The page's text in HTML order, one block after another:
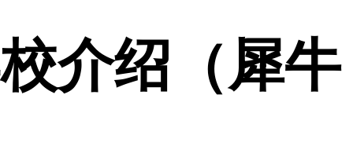
介绍（犀牛